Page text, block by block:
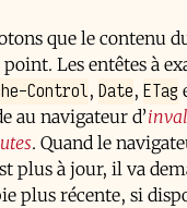
que le contenu
Les entêtes à
Control, Date, ETag
au navigateur d’
. Quand le
plus à jour, il va
plus récente, si